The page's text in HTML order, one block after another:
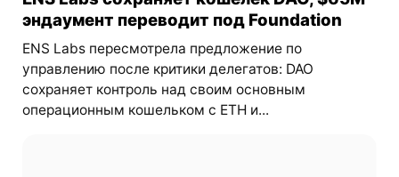
эндаумент переводит под Foundation
ENS Labs пересмотрела предложение по
управлению после критики делегатов: DAO
сохраняет контроль над своим основным
операционным кошельком с ETH и...